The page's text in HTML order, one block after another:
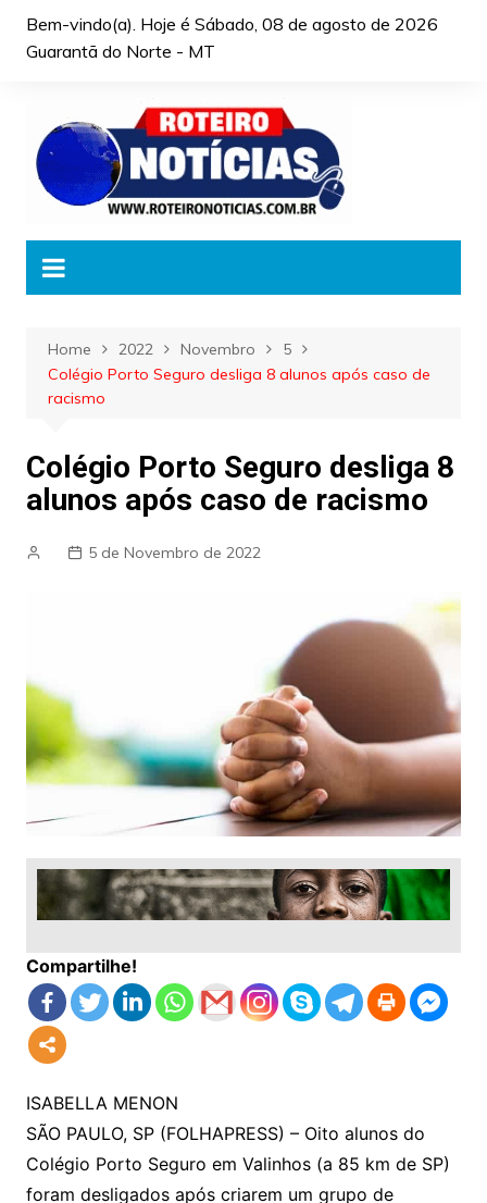
Bem-vindo(a). Hoje é Sábado, 08 de agosto de 2026
Guarantã do Norte - MT
Home 2022 Novembro
5
Colégio Porto Seguro desliga 8 alunos após caso de
racismo
Colégio Porto Seguro desliga 8
alunos após caso de racismo
5 de Novembro de 2022
Compartilhe!
ISABELLA MENON
SÃO PAULO, SP (FOLHAPRESS) – Oito alunos do
Colégio Porto Seguro em Valinhos (a 85 km de SP)
foram desligados após criarem um grupo de